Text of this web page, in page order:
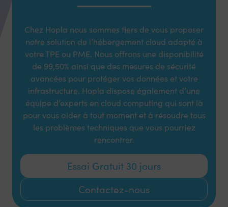
Chez Hopla nous sommes fiers de vous proposer
notre solution de l’hébergement cloud adapté à
votre TPE ou PME. Nous offrons une disponibilité
de 99,50% ainsi que des mesures de sécurité
avancées pour protéger vos données et votre
infrastructure. Hopla dispose également d’une
équipe d’experts en cloud computing qui sont là
pour vous aider à tout moment et à résoudre tous
les problèmes techniques que vous pourriez
rencontrer.
Essai Gratuit 30 jours
Contactez-nous